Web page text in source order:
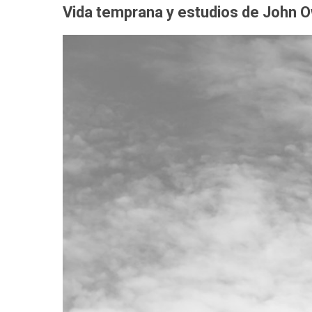
Vida temprana y estudios de John